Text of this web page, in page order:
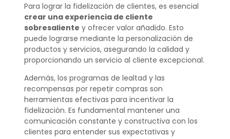
Para lograr la fidelización de clientes, es esencial
crear una experiencia de cliente
sobresaliente y ofrecer valor añadido. Esto
puede lograrse mediante la personalización de
productos y servicios, asegurando la calidad y
proporcionando un servicio al cliente excepcional.
Además, los programas de lealtad y las
recompensas por repetir compras son
herramientas efectivas para incentivar la
fidelización. Es fundamental mantener una
comunicación constante y constructiva con los
clientes para entender sus expectativas y